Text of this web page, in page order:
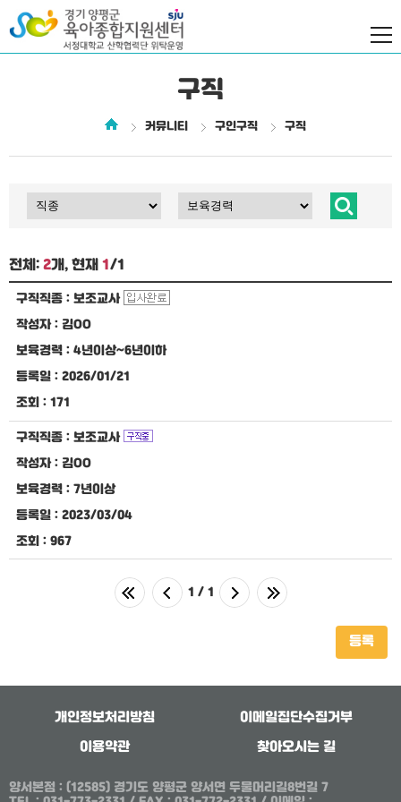
구직
커뮤니티 구인구직 구직
전체:2개, 현재1/1
구직직종 : 보조교사
작성자 : 김OO
보육경력 : 4년이상~6년이하
등록일 : 2026/01/21
조회 : 171
구직직종 : 보조교사
작성자 : 김OO
보육경력 : 7년이상
등록일 : 2023/03/04
조회 : 967
1 / 1
등록
개인정보처리방침
이메일집단수집거부
이용약관
찾아오시는 길
양서본점 : (12585) 경기도 양평군 양서면 두물머리길8번길 7